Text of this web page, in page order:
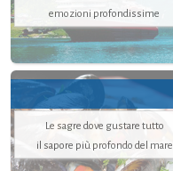
emozioni profondissime
Le sagre dove gustare tutto
il sapore più profondo del mare